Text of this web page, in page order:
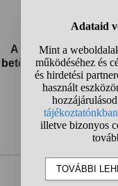
A találati listáról 24
betöltötted már a 18.
1